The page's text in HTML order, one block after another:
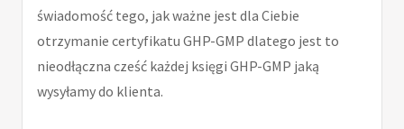
świadomość tego, jak ważne jest dla Ciebie
otrzymanie certyfikatu GHP-GMP dlatego jest to
nieodłączna cześć każdej księgi GHP-GMP jaką
wysyłamy do klienta.